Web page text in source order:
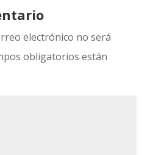
electrónico no será
obligatorios están